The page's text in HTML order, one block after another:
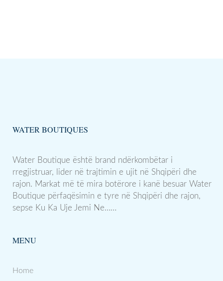
WATER BOUTIQUES
Water Boutique është brand ndërkombëtar i
rregjistruar, lider në trajtimin e ujit në Shqipëri dhe
rajon. Markat më të mira botërore i kanë besuar Water
Boutique përfaqësimin e tyre në Shqipëri dhe rajon,
sepse Ku Ka Uje Jemi Ne……
MENU
Home